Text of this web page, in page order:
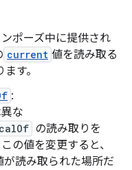
ポーズ中に提供され
current 値を読み取る
す。
:
な
の読み取りを
の値を変更すると、
が読み取られた場所だ